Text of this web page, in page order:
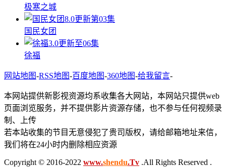
极寒之城
8.0更新第03集
国民女团
3.0更新至06集
徐福
网站地图-RSS地图-百度地图-360地图-给我留言-
本网站提供新影视资源均系收集各大网站，本网站只提供web
页面浏览服务，并不提供影片资源存储，也不参与任何视频录
制、上传
若本站收集的节目无意侵犯了贵司版权，请给邮箱地址来信，
我们将在24小时内删除相应资源
Copyright © 2016-2022 www.shendu.Tv .All Rights Reserved .